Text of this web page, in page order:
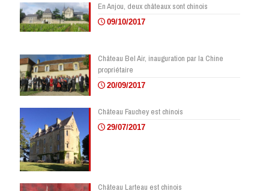
En Anjou, deux châteaux sont chinois
09/10/2017
Château Bel Air, inauguration par la Chine
propriétaire
20/09/2017
Château Fauchey est chinois
29/07/2017
Château Larteau est chinois